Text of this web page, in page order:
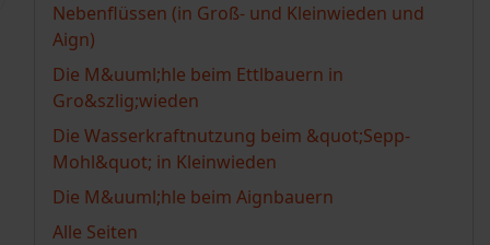
Nebenflüssen (in Groß- und Kleinwieden und
Aign)
Die M&uuml;hle beim Ettlbauern in
Gro&szlig;wieden
Die Wasserkraftnutzung beim &quot;Sepp-
Mohl&quot; in Kleinwieden
Die M&uuml;hle beim Aignbauern
Alle Seiten